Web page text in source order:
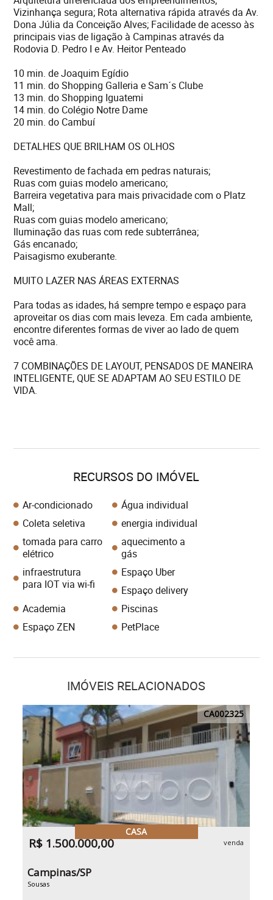
Vizinhança segura; Rota alternativa rápida através da Av.
Dona Júlia da Conceição Alves; Facilidade de acesso às
principais vias de ligação à Campinas através da
Rodovia D. Pedro I e Av. Heitor Penteado
10 min. de Joaquim Egídio
11 min. do Shopping Galleria e Sam´s Clube
13 min. do Shopping Iguatemi
14 min. do Colégio Notre Dame
20 min. do Cambuí
DETALHES QUE BRILHAM OS OLHOS
Revestimento de fachada em pedras naturais;
Ruas com guias modelo americano;
Barreira vegetativa para mais privacidade com o Platz
Mall;
Ruas com guias modelo americano;
Iluminação das ruas com rede subterrânea;
Gás encanado;
Paisagismo exuberante.
MUITO LAZER NAS ÁREAS EXTERNAS
Para todas as idades, há sempre tempo e espaço para
aproveitar os dias com mais leveza. Em cada ambiente,
encontre diferentes formas de viver ao lado de quem
você ama.
7 COMBINAÇÕES DE LAYOUT, PENSADOS DE MANEIRA
INTELIGENTE, QUE SE ADAPTAM AO SEU ESTILO DE
VIDA.
RECURSOS DO IMÓVEL
Ar-condicionado
Água individual
Coleta seletiva
energia individual
tomada para carro
elétrico
aquecimento a
gás
infraestrutura
para IOT via wi-fi
Espaço Uber
Espaço delivery
Academia
Piscinas
Espaço ZEN
PetPlace
IMÓVEIS RELACIONADOS
CA002325
CASA
R$ 1.500.000,00 venda
Campinas/SP
Sousas